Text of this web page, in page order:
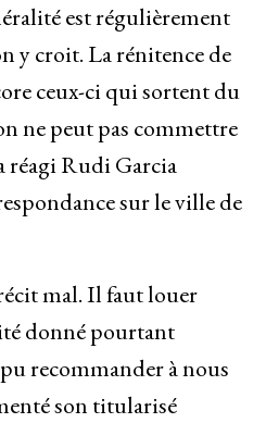
est régulièrement
y croit. La rénitence de
ceux-ci qui sortent du
ne peut pas commettre
réagi Rudi Garcia
sur le ville de
mal. Il faut louer
donné pourtant
recommander à nous
son titularisé